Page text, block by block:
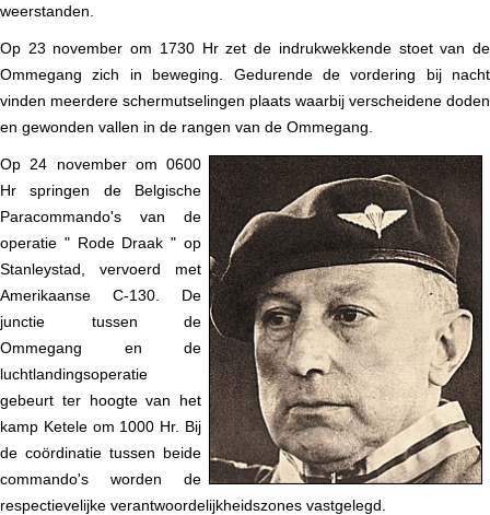
weerstanden.
Op 23 november om 1730 Hr zet de indrukwekkende stoet van de
Ommegang zich in beweging. Gedurende de vordering bij nacht
vinden meerdere schermutselingen plaats waarbij verscheidene doden
en gewonden vallen in de rangen van de Ommegang.
Op 24 november om 0600
Hr springen de Belgische
Paracommando's van de
operatie " Rode Draak " op
Stanleystad, vervoerd met
Amerikaanse C-130. De
junctie tussen de
Ommegang en de
luchtlandingsoperatie
gebeurt ter hoogte van het
kamp Ketele om 1000 Hr. Bij
de coördinatie tussen beide
commando's worden de
respectievelijke verantwoordelijkheidszones vastgelegd.